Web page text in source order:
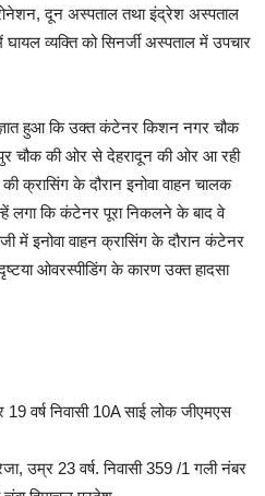
दून अस्पताल तथा इंद्रेश अस्पताल
घायल व्यक्ति को सिनर्जी अस्पताल में उपचार
हुआ कि उक्त कंटेनर किशन नगर चौक
चौक की ओर से देहरादून की ओर आ रही
के दौरान इनोवा वाहन चालक
लगा कि कंटेनर पूरा निकलने के बाद वे
में इनोवा वाहन क्रासिंग के दौरान कंटेनर
ओवरस्पीडिंग के कारण उक्त हादसा
वर्ष निवासी 10A साई लोक जीएमएस
उम्र 23 वर्ष. निवासी 359 /1 गली नंबर